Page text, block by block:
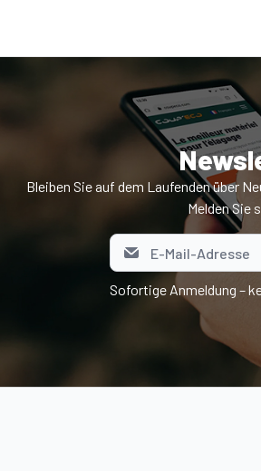
Bleiben Sie auf dem Laufenden über
Melden Sie
Sofortige Anmeldung –